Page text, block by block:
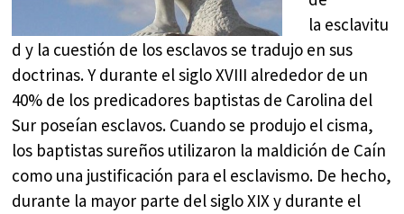
la esclavitu
d y la cuestión de los esclavos se tradujo en sus
doctrinas. Y durante el siglo XVIII alrededor de un
40% de los predicadores baptistas de Carolina del
Sur poseían esclavos. Cuando se produjo el cisma,
los baptistas sureños utilizaron la maldición de Caín
como una justificación para el esclavismo. De hecho,
durante la mayor parte del siglo XIX y durante el